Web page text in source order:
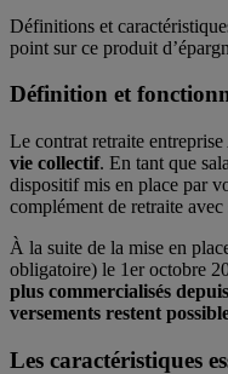
Définitions et
point sur ce produit
Définition et
Le contrat retraite
vie collectif. En tant que
dispositif mis en place par
complément de retraite avec
À la suite de la mise en
obligatoire) le 1er octobre
plus commercialisés
versements restent
Les caractéristiques